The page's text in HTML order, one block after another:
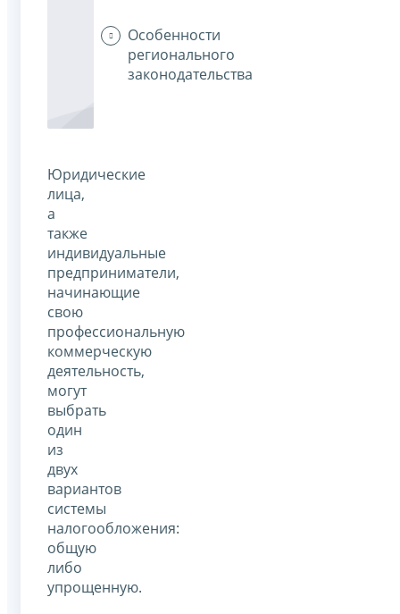
Особенности
регионального
законодательства
Юридические
лица,
а
также
индивидуальные
предприниматели,
начинающие
свою
профессиональную
коммерческую
деятельность,
могут
выбрать
один
из
двух
вариантов
системы
налогообложения:
общую
либо
упрощенную.